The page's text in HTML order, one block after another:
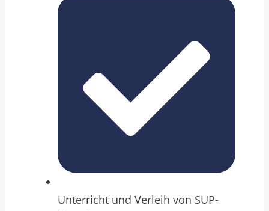
Unterricht und Verleih von SUP-